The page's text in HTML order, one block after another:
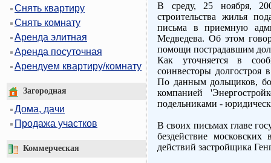
Снять квартиру
Снять комнату
Аренда элитная
Аренда посуточная
Арендуем квартиру/комнату
Загородная
Дома, дачи
Продажа участков
Коммерческая
В среду, 25 ноября,
строительства жилья
письма в приемную
Медведева. Об этом
помощи пострадавшим
Как уточняется в
соинвесторы
По данным дольщиков,
компанией
подельниками -
В своих письмах главе
бездействие московских
действий застройщика